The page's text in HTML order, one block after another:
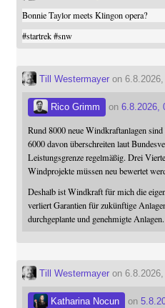
Bonnie Taylor meets Klingon opera?
#startrek #snw
Till Westermayeron 6.8.2026,
Rico Grimm on 6.8.2026,
Rund 8000 neue Windkraftanlagen
6000 davon überschreiten laut
Leistungsgrenze regelmäßig. Drei
Windprojekte müssen neu bewertet
Deshalb ist Windkraft für mich die
verliert Garantien für zukünftige
durchgeplante und genehmigte Anlagen.
Till Westermayeron 6.8.2026,
Katharina Nocun on